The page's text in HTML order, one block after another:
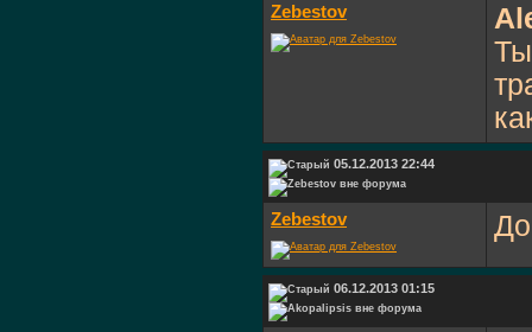
Zebestov
05.12.2013 22:44
Zebestov
06.12.2013 01:15